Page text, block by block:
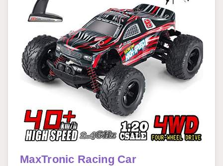
MaxTronic Racing Car